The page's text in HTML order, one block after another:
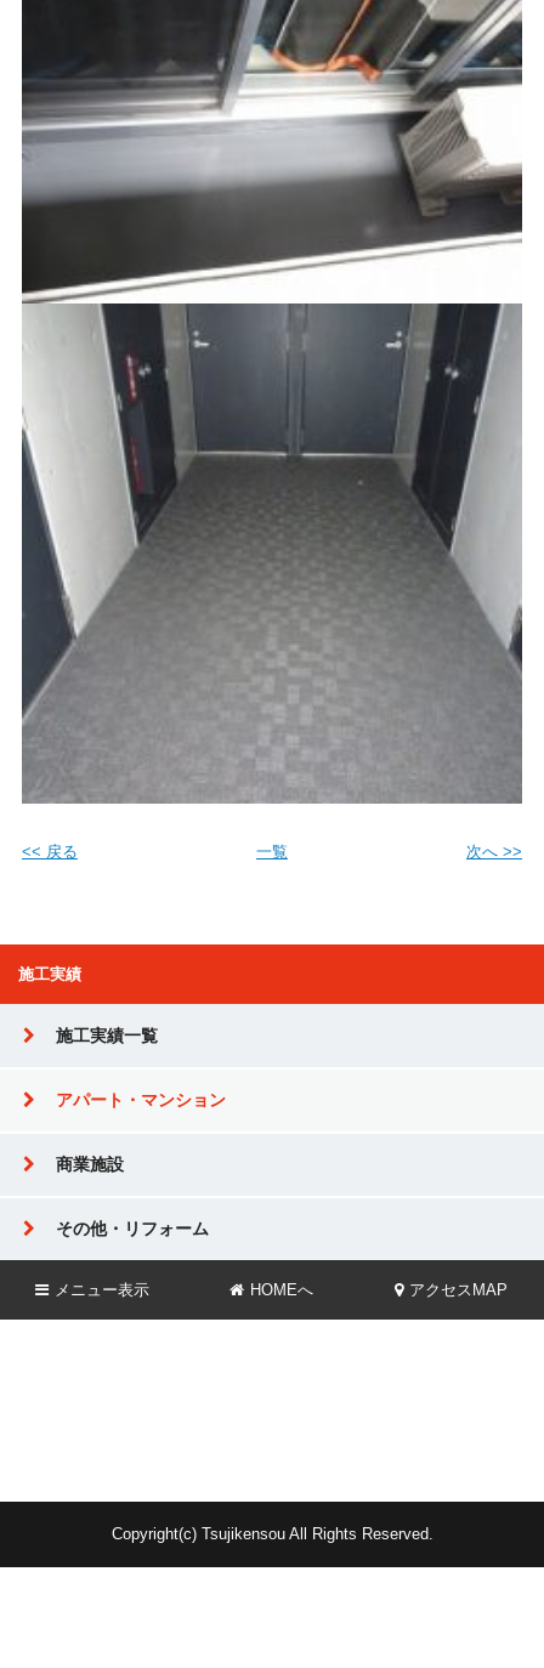
<< 戻る 一覧 次へ >>
施工実績
施工実績一覧
アパート・マンション
商業施設
その他・リフォーム
メニュー表示 HOMEへ アクセスMAP
Copyright(c) Tsujikensou All Rights Reserved.